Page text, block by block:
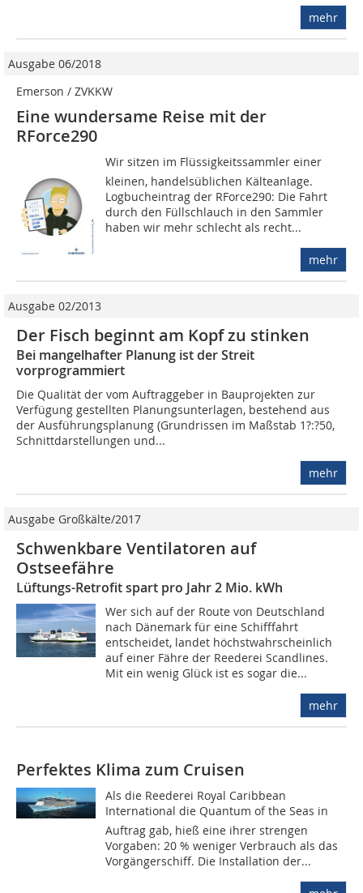
mehr
Ausgabe 06/2018
Emerson / ZVKKW
Eine wundersame Reise mit der
RForce290
Wir sitzen im Flüssigkeitssammler einer
kleinen, handelsüblichen Kälteanlage.
Logbucheintrag der RForce290: Die Fahrt
durch den Füllschlauch in den Sammler
haben wir mehr schlecht als recht...
mehr
Ausgabe 02/2013
Der Fisch beginnt am Kopf zu stinken
Bei mangelhafter Planung ist der Streit
vorprogrammiert
Die Qualität der vom Auftraggeber in Bauprojekten zur
Verfügung gestellten Planungsunterlagen, bestehend aus
der Ausführungsplanung (Grundrissen im Maßstab 1?:?50,
Schnittdarstellungen und...
mehr
Ausgabe Großkälte/2017
Schwenkbare Ventilatoren auf
Ostseefähre
Lüftungs-Retrofit spart pro Jahr 2 Mio. kWh
Wer sich auf der Route von Deutschland
nach Dänemark für eine Schifffahrt
entscheidet, landet höchstwahrscheinlich
auf einer Fähre der Reederei Scandlines.
Mit ein wenig Glück ist es sogar die...
mehr
Perfektes Klima zum Cruisen
Als die Reederei Royal Caribbean
International die Quantum of the Seas in
Auftrag gab, hieß eine ihrer strengen
Vorgaben: 20 % weniger Verbrauch als das
Vorgängerschiff. Die Installation der...